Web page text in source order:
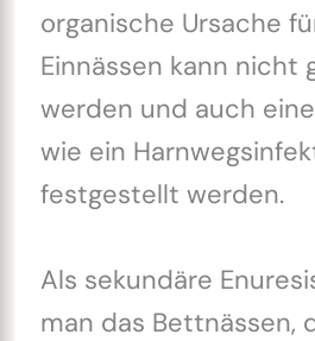
organische Ursache
Einnässen kann nicht
werden und auch
wie ein
festgestellt werden.
Als sekundäre
man das Bettnässen,